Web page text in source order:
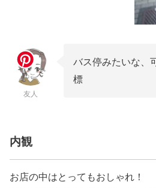
友人
バス停みたいな、
標
内観
お店の中はとってもおしゃれ！